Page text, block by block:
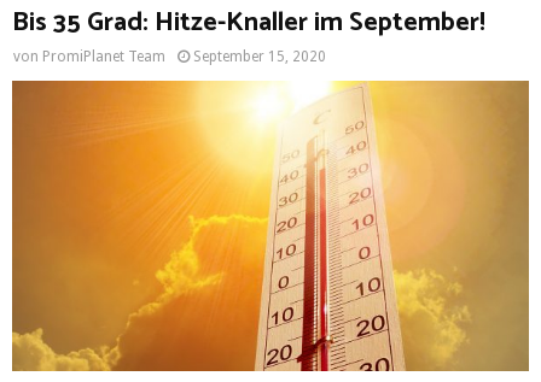
Bis 35 Grad: Hitze-Knaller im September!
von PromiPlanet Team September 15, 2020